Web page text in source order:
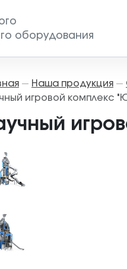
оборудования
— Наша продукция —
игровой комплекс